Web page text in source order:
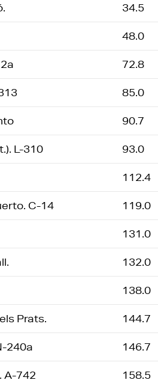
34.5
48.0
72.8
85.0
90.7
L-310 93.0
112.4
C-14 119.0
131.0
132.0
138.0
Prats. 144.7
240a 146.7
A-742 158.5